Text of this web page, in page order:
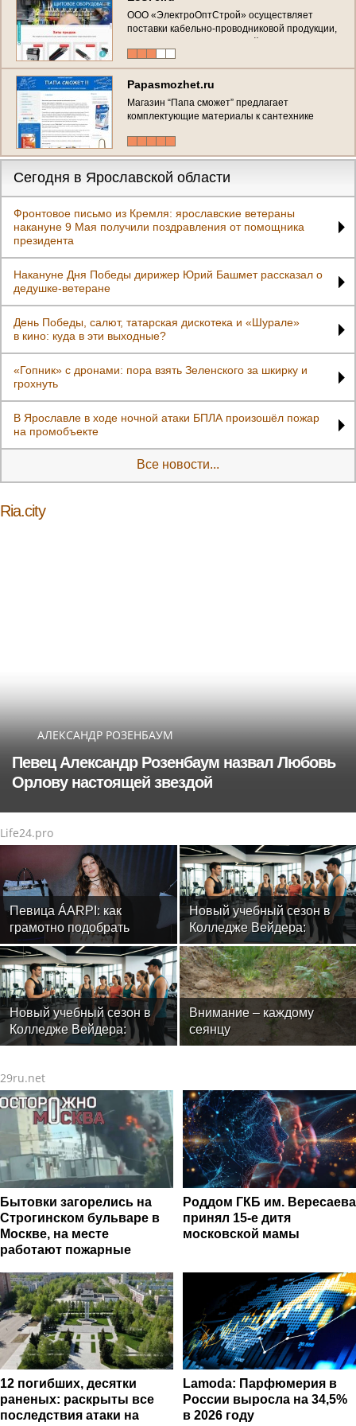
ООО «ЭлектроОптСтрой» осуществляет
поставки кабельно-проводниковой продукции,
электротехнических изделий, кабеленесущих
(Россия, Ярославская область, Ярославль)
Papasmozhet.ru
Магазин “Папа сможет” предлагает
комплектующие материалы к сантехнике
Сегодня в Ярославской области
Фронтовое письмо из Кремля: ярославские ветераны
накануне 9 Мая получили поздравления от помощника
президента
Накануне Дня Победы дирижер Юрий Башмет рассказал о
дедушке-ветеране
День Победы, салют, татарская дискотека и «Шурале»
в кино: куда в эти выходные?
«Гопник» с дронами: пора взять Зеленского за шкирку и
грохнуть
В Ярославле в ходе ночной атаки БПЛА произошёл пожар
на промобъекте
Все новости...
Ria.city
АЛЕКСАНДР РОЗЕНБАУМ
Певец Александр Розенбаум назвал Любовь
Орлову настоящей звездой
Life24.pro
Певица ÁARPI: как
грамотно подобрать
гардероб для
выступлений
Новый учебный сезон в
Колледже Вейдера:
стартовали очные
программы подготовки
фитнес-тренеров и
специалистов индустрии
здоровья
Новый учебный сезон в
Колледже Вейдера:
стартовали очные
фитнес-тренеров и
специалистов индустрии
здоровья
Внимание – каждому
сеянцу
29ru.net
Бытовки загорелись на
Строгинском бульваре в
Москве, на месте
работают пожарные
Роддом ГКБ им. Вересаева
принял 15-е дитя
московской мамы
12 погибших, десятки
раненых: раскрыты все
последствия атаки на
Lamoda: Парфюмерия в
России выросла на 34,5%
в 2026 году